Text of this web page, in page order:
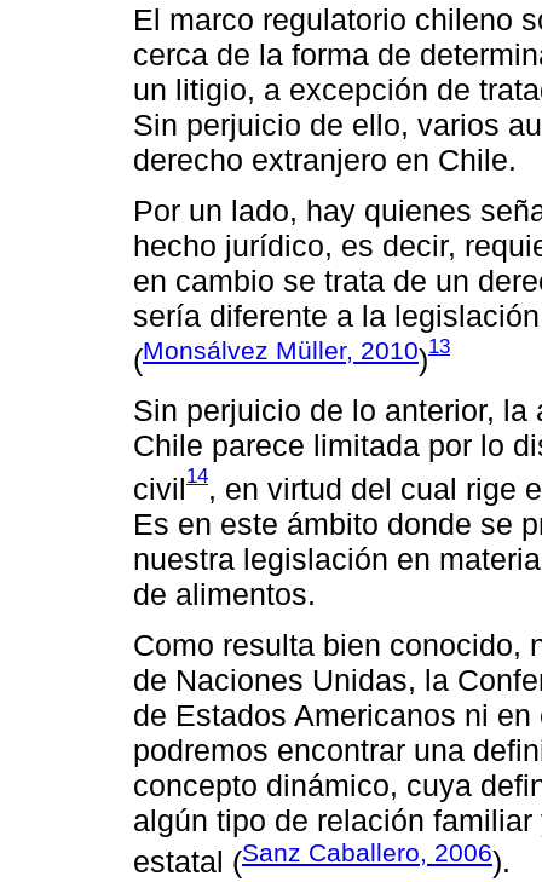
El marco regulatorio chileno
cerca de la forma de
un litigio, a excepción de
Sin perjuicio de ello, varios
derecho extranjero en Chile.
Por un lado, hay quienes
hecho jurídico, es decir,
en cambio se trata de un
sería diferente a la
(Monsálvez Müller, 2010)13
Sin perjuicio de lo anterior,
Chile parece limitada por lo
civil14, en virtud del cual rige
Es en este ámbito donde se
nuestra legislación en
de alimentos.
Como resulta bien conocido,
de Naciones Unidas, la
de Estados Americanos ni
podremos encontrar una
concepto dinámico, cuya
algún tipo de relación
estatal (Sanz Caballero, 2006).